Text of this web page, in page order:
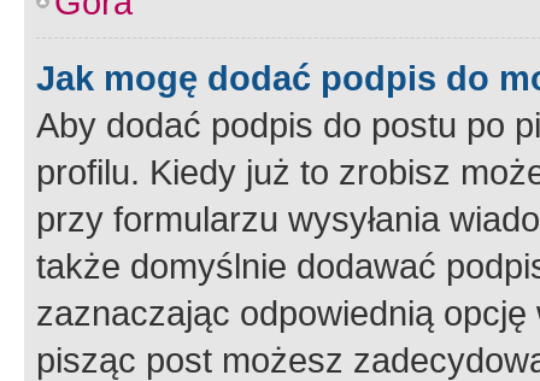
Jak mogę dodać podpis do
Aby dodać podpis do postu po
profilu. Kiedy już to zrobisz
przy formularzu wysyłania
także domyślnie dodawać
zaznaczając odpowiednią
pisząc post możesz